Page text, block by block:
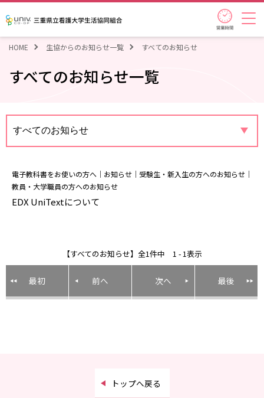
三重県立看護大学生活協同組合
営業時
HOME 生協からのお知らせ一覧 すべてのお知らせ
すべてのお知らせ一覧
電子教科書をお使いの方へ ｜お知らせ｜受験生・新入生の方へのお知らせ｜
教員・大学職員の方へのお知らせ
EDX UniTextについて
【すべてのお知らせ】全1件中 1 - 1表示
最初 前へ 次へ 最後
トップへ戻る